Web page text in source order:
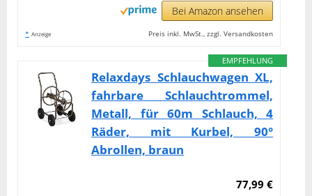
Bei Amazon ansehen
* Anzeige Preis inkl. MwSt., zzgl. Versandkosten
EMPFEHLUNG
Relaxdays Schlauchwagen XL,
fahrbare Schlauchtrommel,
Metall, für 60m Schlauch, 4
Räder, mit Kurbel, 90°
Abrollen, braun
77,99 €